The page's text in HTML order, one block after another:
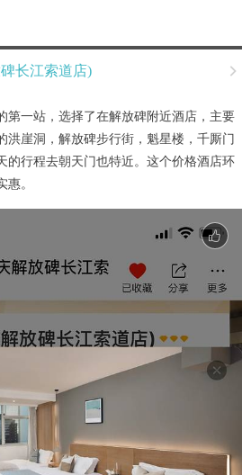
长江索道店) 
第一站，选择了在解放碑附近酒店，主要
洪崖洞，解放碑步行街，魁星楼，千厮门
的行程去朝天门也特近。这个价格酒店环
。